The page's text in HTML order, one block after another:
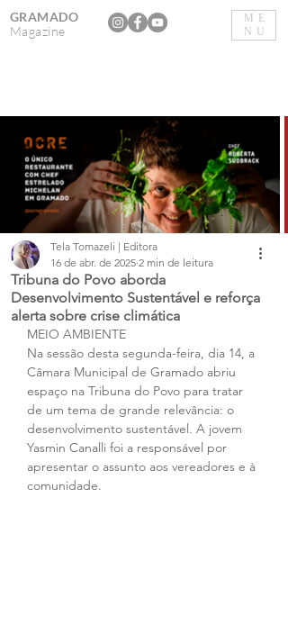
ME
NU
GRAMADO
Magazine
Tribuna do Povo aborda
Desenvolvimento Sustentável e reforça
alerta sobre crise climática
Tela Tomazeli | Editora
16 de abr. de 2025 2 min de leitura
MEIO AMBIENTE
Na sessão desta segunda-feira, dia 14, a
Câmara Municipal de Gramado abriu
espaço na Tribuna do Povo para tratar
de um tema de grande relevância: o
desenvolvimento sustentável. A jovem
Yasmin Canalli foi a responsável por
apresentar o assunto aos vereadores e à
comunidade.